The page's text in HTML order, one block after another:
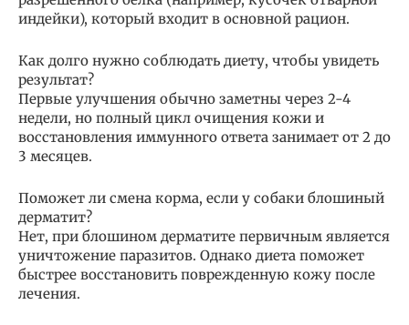
индейки), который входит в основной рацион.
Как долго нужно соблюдать диету, чтобы увидеть
результат?
Первые улучшения обычно заметны через 2-4
недели, но полный цикл очищения кожи и
восстановления иммунного ответа занимает от 2 до
3 месяцев.
Поможет ли смена корма, если у собаки блошиный
дерматит?
Нет, при блошином дерматите первичным является
уничтожение паразитов. Однако диета поможет
быстрее восстановить поврежденную кожу после
лечения.